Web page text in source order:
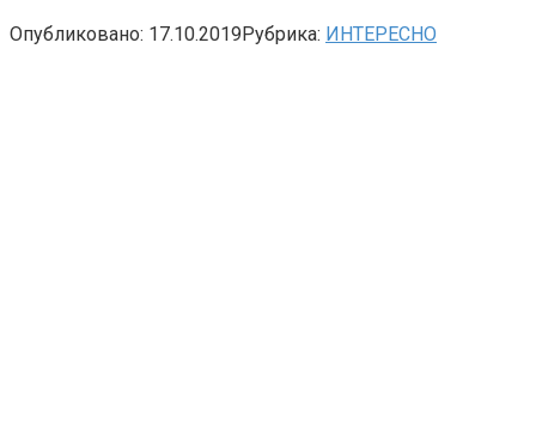
Опубликовано: 17.10.2019Рубрика: ИНТЕРЕСНО